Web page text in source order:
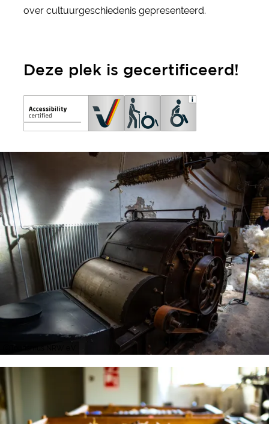
over cultuurgeschiedenis gepresenteerd.
Deze plek is gecertificeerd!